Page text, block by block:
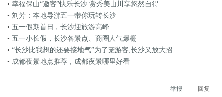
• 幸福保山“邀客”快乐长沙 赏秀美山川享悠然自得
• 刘芳：本地导游五一带你玩转长沙
• 五一假期首日，长沙迎旅游高峰
• 五一小长假，长沙各景点、商圈人气爆棚
• “长沙比我想的还要接地气”为了宠游客,长沙又放大招……
• 成都夜景地点推荐，成都夜景哪里好看
回复
举报